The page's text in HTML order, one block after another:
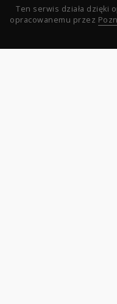
Ten serwis działa dzięki
opracowanemu przez